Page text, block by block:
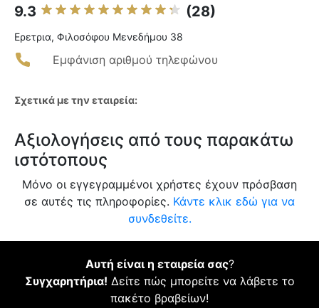
9.3 (28)
Ερετρια, Φιλοσόφου Μενεδήμου 38
Εμφάνιση αριθμού τηλεφώνου
Σχετικά με την εταιρεία:
Αξιολογήσεις από τους παρακάτω
ιστότοπους
Μόνο οι εγγεγραμμένοι χρήστες έχουν πρόσβαση
σε αυτές τις πληροφορίες. Κάντε κλικ εδώ για να
συνδεθείτε.
Αυτή είναι η εταιρεία σας?
Συγχαρητήρια! Δείτε πώς μπορείτε να λάβετε το
πακέτο βραβείων!